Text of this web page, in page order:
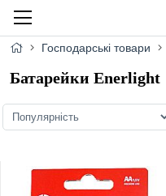
Господарські товари
Батарейки Enerlight